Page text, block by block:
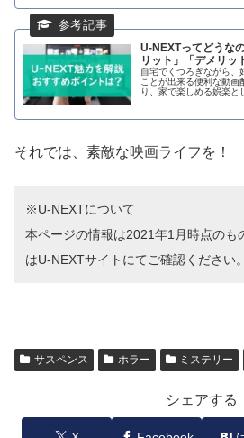
の？」…
U-NEXTってどうな
リット」「デメリッ
自宅でくつろぎながら、
ことが出来る便利な動画
り、家で楽しめる娯楽と
た。 今回は実際利用し
それでは、素敵な映画ライフを！
※U-NEXTについて
本ページの情報は2021年1月時点のも
はU-NEXTサイトにてご確認ください。
サスペンス ホラー ミステリー
シェアする